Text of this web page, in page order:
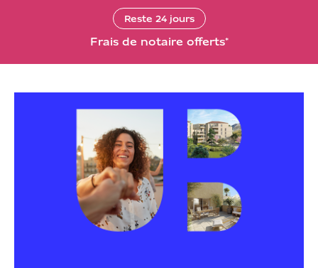
Reste 24jours
Frais de notaire offerts*